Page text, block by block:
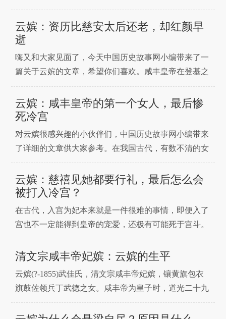
女，随着时间的推移，久而久之就失去了丈夫的宠爱。
武佳氏以老资历被封为云嫔后再也没有晋封，死后也没
有追封。咸丰帝云嫔武佳氏云嫔（？1855）武佳氏，清
文宗咸丰帝妃嫔之一。咸丰帝为皇子时，入侍为“格
云嫔：资历比慈安太后还老，却红颜早
逝
嗨又和大家见面了，今天中国历史故事网小编带来了一
篇关于云嫔的文章，希望你们喜欢。咸丰皇帝在登基之
前只有妻妾两人，妻就是原配妻萨克达氏，妾就是云
嫔。萨克达氏是官家闺秀，其父是太仆寺少卿富泰。萨
克达氏当了不到两年嫡福晋就病故了，而且还很赶巧，
她是在道光皇帝驾崩前一个月病故了。咸丰帝登基后，
追封萨克达氏为
云嫔：咸丰皇帝的第一个女人，最后惨
死冷宫
对云嫔很感兴趣的小伙伴们，中国历史故事网小编带来
了详细的文章供大家参考。在我国古代，有数不清的女
子都希望自己能嫁给皇帝，但是入宫为妃本就是一件艰
难的事情，而且即便入宫也不一定能获得皇帝的宠爱，
还极有可能死于宫中的各种争斗。但是在清朝时期，有
一位出身卑微的女子，她却成为了皇帝的第一个女人，
就连太后慈禧
云嫔：慈禧见她都要行礼，最后怎么会
被打入冷宫？
在古代，入宫为妃本来就是一件很难的事情，即便入了
宫也不一定能得到皇帝的宠爱，还极有可能死于宫斗。
感兴趣的读者和中国历史故事网小编一起来看看吧!在
清朝时期，有一位出身卑微的女子，她却成为了皇帝的
她最终却死于冷宫之中。她就是云嫔武佳氏，是咸丰皇
帝的妻子。在
清文宗咸丰帝妃嫔：云嫔的生平
云嫔(?-1855)武佳氏，清文宗咸丰帝妃嫔，镶黄旗包衣
旗鼓佐领兵丁武德之女。咸丰帝为皇子时，道光二十九
年入侍为官女子，同年晋封侧福晋;道光三十年正月二十
八日，封云贵人，咸丰二年四月十八日晋为云嫔，十一